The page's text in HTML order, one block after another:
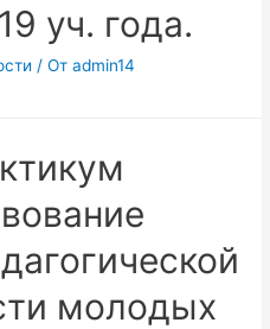
уч. года.
/ От admin14
молодых